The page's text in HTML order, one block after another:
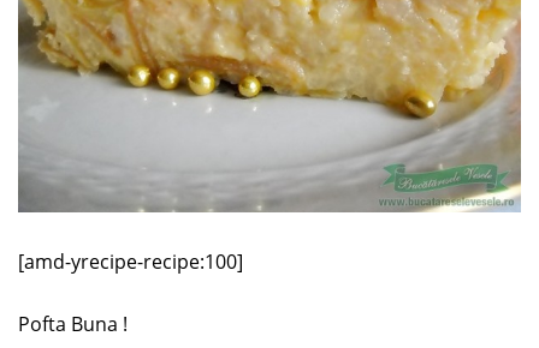
[amd-yrecipe-recipe:100]
Pofta Buna !